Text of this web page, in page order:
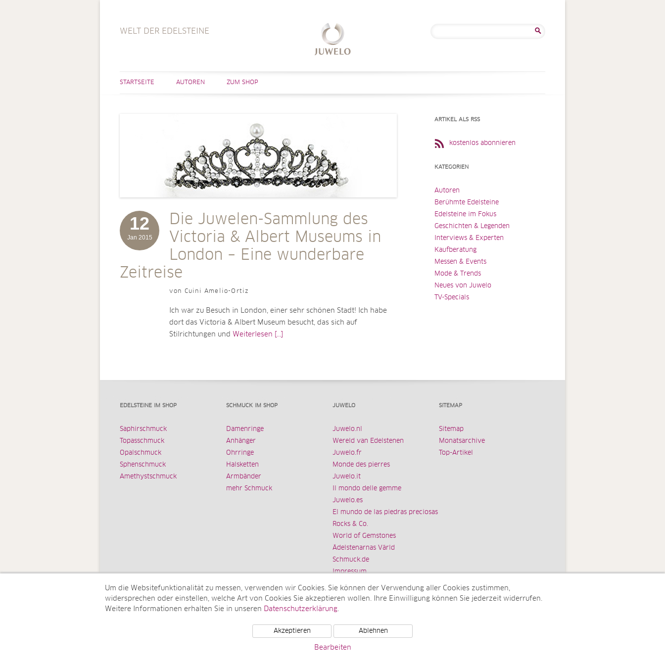
WELT DER EDELSTEINE
STARTSEITE AUTOREN ZUM SHOP
12
Jan 2015
Die Juwelen-Sammlung des
Victoria & Albert Museums in
London – Eine wunderbare
Zeitreise
von Cuini Amelio-Ortiz
Ich war zu Besuch in London, einer sehr schönen Stadt! Ich habe
dort das Victoria & Albert Museum besucht, das sich auf
Stilrichtungen und Weiterlesen [...]
ARTIKEL ALS RSS
kostenlos abonnieren
KATEGORIEN
Autoren
Berühmte Edelsteine
Edelsteine im Fokus
Geschichten & Legenden
Interviews & Experten
Kaufberatung
Messen & Events
Mode & Trends
Neues von Juwelo
TV-Specials
EDELSTEINE IM SHOP
Saphirschmuck
Topasschmuck
Opalschmuck
Sphenschmuck
Amethystschmuck
SCHMUCK IM SHOP
Damenringe
Anhänger
Ohrringe
Halsketten
Armbänder
mehr Schmuck
JUWELO
Juwelo.nl
Wereld van Edelstenen
Juwelo.fr
Monde des pierres
Juwelo.it
Il mondo delle gemme
Juwelo.es
El mundo de las piedras preciosas
Rocks & Co.
World of Gemstones
Ädelstenarnas Värld
Schmuck.de
Impressum
SITEMAP
Sitemap
Monatsarchive
Top-Artikel
© Juwelo Deutschland GmbH (ein Tochterunternehmen der elumeo SE)
Um die Websitefunktionalität zu messen, verwenden wir Cookies. Sie können der Verwendung aller Cookies zustimmen,
widersprechen oder einstellen, welche Art von Cookies Sie akzeptieren wollen. Ihre Einwilligung können Sie jederzeit widerrufen.
Weitere Informationen erhalten Sie in unseren Datenschutzerklärung.
Akzeptieren Ablehnen
Bearbeiten